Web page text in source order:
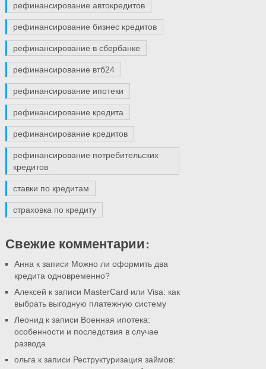
рефинансирование автокредитов
рефинансирование бизнес кредитов
рефинансирование в сбербанке
рефинансирование втб24
рефинансирование ипотеки
рефинансирование кредита
рефинансирование кредитов
рефинансирование потребительских
кредитов
ставки по кредитам
страховка по кредиту
Свежие комментарии:
Анна к записи Можно ли оформить два
кредита одновременно?
Алексей к записи MasterCard или Visa: как
выбрать выгодную платежную систему
Леонид к записи Военная ипотека:
особенности и последствия в случае
развода
ольга к записи Реструктуризация займов: